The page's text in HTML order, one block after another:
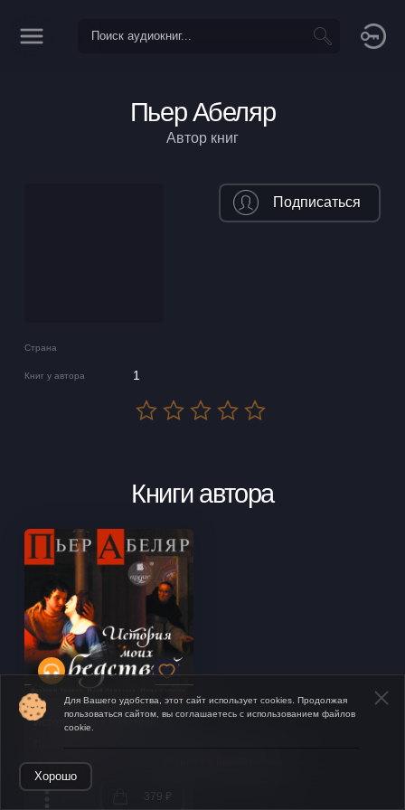
Пьер Абеляр
Автор книг
Страна
Книг у автора 1
Подписаться
Книги автора
История моих бедствий
379 ₽
Для Вашего удобства, этот сайт использует cookies. Продолжая
пользоваться сайтом, вы соглашаетесь с использованием файлов
cookie.
Хорошо